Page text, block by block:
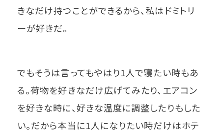
きなだけ持つことができるから、私はドミトリ
ーが好きだ。
でもそうは言ってもやはり1人で寝たい時もあ
る。荷物を好きなだけ広げてみたり、エアコン
を好きな時に、好きな温度に調整したりもした
い。だから本当に1人になりたい時だけはホテ